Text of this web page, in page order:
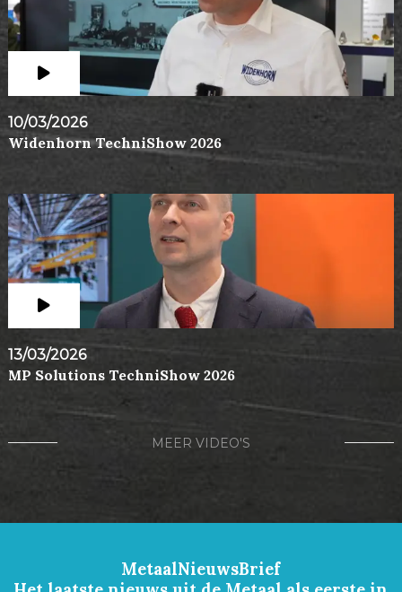
10/03/2026
Widenhorn TechniShow 2026
13/03/2026
MP Solutions TechniShow 2026
MEER VIDEO'S
MetaalNieuwsBrief